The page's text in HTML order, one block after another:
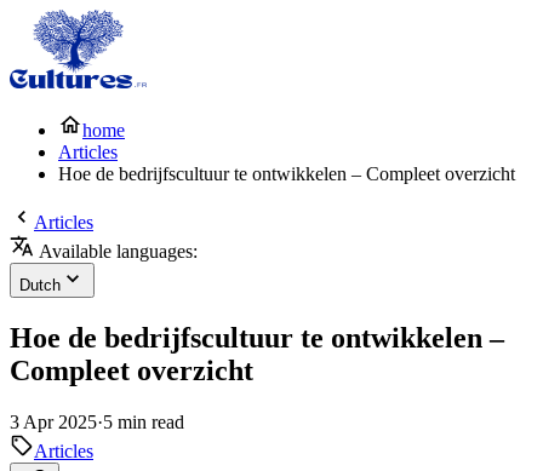
home
Articles
Hoe de bedrijfscultuur te ontwikkelen – Compleet overzicht
Articles
Available languages:
Dutch
Hoe de bedrijfscultuur te ontwikkelen –
Compleet overzicht
3 Apr 2025·5 min read
Articles